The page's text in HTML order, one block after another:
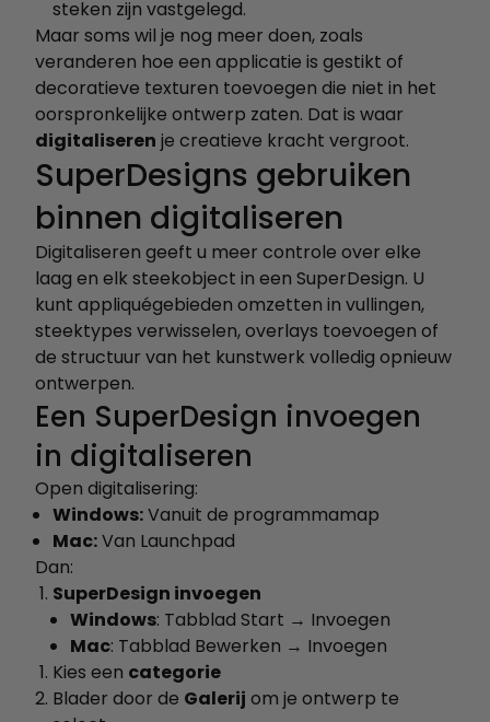
steken zijn vastgelegd.
Maar soms wil je nog meer doen, zoals
veranderen hoe een applicatie is gestikt of
decoratieve texturen toevoegen die niet in het
oorspronkelijke ontwerp zaten. Dat is waar
digitaliseren je creatieve kracht vergroot.
SuperDesigns gebruiken
binnen digitaliseren
Digitaliseren geeft u meer controle over elke
laag en elk steekobject in een SuperDesign. U
kunt appliquégebieden omzetten in vullingen,
steektypes verwisselen, overlays toevoegen of
de structuur van het kunstwerk volledig opnieuw
ontwerpen.
Een SuperDesign invoegen
in digitaliseren
Open digitalisering:
Windows:Vanuit de programmamap
Mac:Van Launchpad
Dan:
SuperDesign invoegen
Windows: Tabblad Start → Invoegen
Mac: Tabblad Bewerken → Invoegen
Kies een categorie
Blader door de Galerij om je ontwerp te